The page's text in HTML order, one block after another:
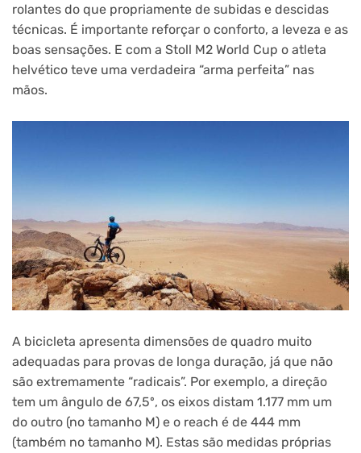
rolantes do que propriamente de subidas e descidas
técnicas. É importante reforçar o conforto, a leveza e as
boas sensações. E com a Stoll M2 World Cup o atleta
helvético teve uma verdadeira “arma perfeita” nas
mãos.
A bicicleta apresenta dimensões de quadro muito
adequadas para provas de longa duração, já que não
são extremamente “radicais”. Por exemplo, a direção
tem um ângulo de 67,5º, os eixos distam 1.177 mm um
do outro (no tamanho M) e o reach é de 444 mm
(também no tamanho M). Estas são medidas próprias